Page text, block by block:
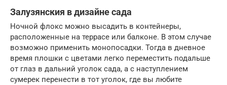
Залузянския в дизайне сада
Ночной флокс можно высадить в контейнеры,
расположенные на террасе или балконе. В этом случае
возможно применить монопосадки. Тогда в дневное
время плошки с цветами легко переместить подальше
от глаз в дальний уголок сада, а с наступлением
сумерек перенести в тот уголок, где вы любите